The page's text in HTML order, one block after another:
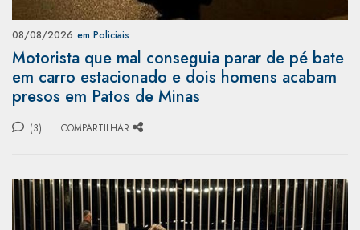
08/08/2026 em Policiais
Motorista que mal conseguia parar de pé bate
em carro estacionado e dois homens acabam
presos em Patos de Minas
(3) COMPARTILHAR